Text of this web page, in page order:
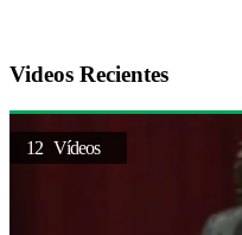
Videos Recientes
12 Vídeos